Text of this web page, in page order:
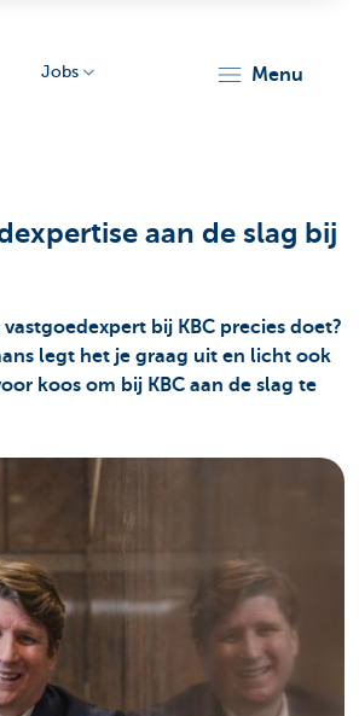
Jobs menu
aan de slag bij
bij KBC precies doet?
legt het je graag uit en licht ook
koos om bij KBC aan de slag te